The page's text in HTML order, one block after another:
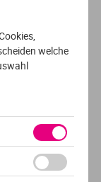
welche